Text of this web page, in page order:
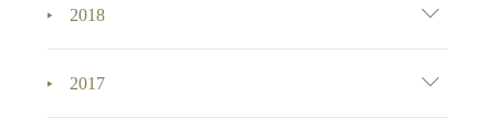
2018
2017